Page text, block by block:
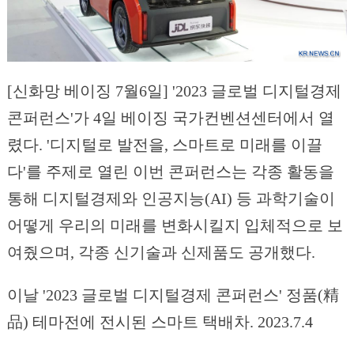
[신화망 베이징 7월6일] '2023 글로벌 디지털경제
콘퍼런스'가 4일 베이징 국가컨벤션센터에서 열
렸다. '디지털로 발전을, 스마트로 미래를 이끌
다'를 주제로 열린 이번 콘퍼런스는 각종 활동을
통해 디지털경제와 인공지능(AI) 등 과학기술이
어떻게 우리의 미래를 변화시킬지 입체적으로 보
여줬으며, 각종 신기술과 신제품도 공개했다.
이날 '2023 글로벌 디지털경제 콘퍼런스' 정품(精
品) 테마전에 전시된 스마트 택배차. 2023.7.4